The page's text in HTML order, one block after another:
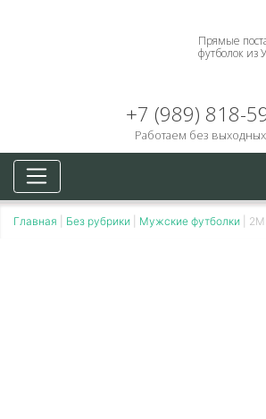
Прямые
футболок из
+7 (989) 818-
Работаем без выходных
Главная Без рубрики Мужские футболки